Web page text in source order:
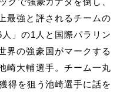
最強と評されるチームの
」の1人と国際パラリン
界の強豪国がマークする
崎大輔選手。チーム一丸
得を狙う池崎選手に話を